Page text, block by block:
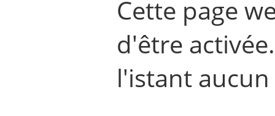
Cette page
d'être
l'istant